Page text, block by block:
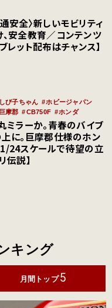
安全〉新しいモビリティ
安全教育／コンテンツ
レット配布はチャンス】
しび子ちゃん
ホビージャパン
巨摩郡 CB750F ホンダ
ミラーか。青春のバイブ
に。巨摩郡仕様のホン
24スケールで待望の立
伝説】
キング
月間トップ 5